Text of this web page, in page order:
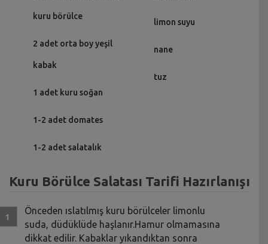
kuru börülce
2 adet orta boy yeşil
kabak
1 adet kuru soğan
1-2 adet domates
1-2 adet salatalık
limon suyu
nane
tuz
Kuru Börülce Salatası Tarifi Hazırlanışı
Önceden ıslatılmış kuru börülceler limonlu
suda, düdüklüde haşlanır.Hamur olmamasına
dikkat edilir. Kabaklar yıkandıktan sonra